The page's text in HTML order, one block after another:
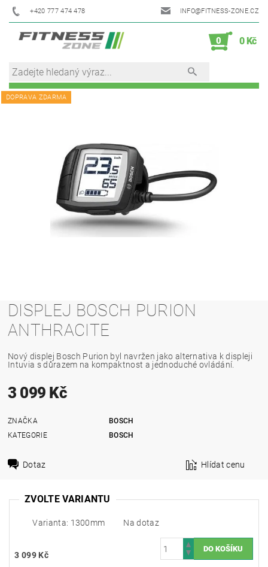
+420 777 474 478 INFO@FITNESS-ZONE.CZ
0 0 Kč
DOPRAVA ZDARMA
DISPLEJ BOSCH PURION
ANTHRACITE
Nový displej Bosch Purion byl navržen jako alternativa k displeji
Intuvia s důrazem na kompaktnost a jednoduché ovládání.
3 099 Kč
ZNAČKA
BOSCH
KATEGORIE
BOSCH
Dotaz Hlídat cenu
ZVOLTE VARIANTU
Varianta: 1300mm Na dotaz
3 099 Kč